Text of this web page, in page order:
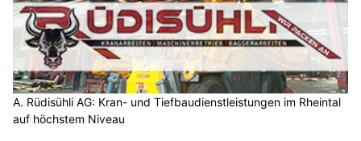
A. Rüdisühli AG: Kran- und Tiefbaudienstleistungen im Rheintal
auf höchstem Niveau